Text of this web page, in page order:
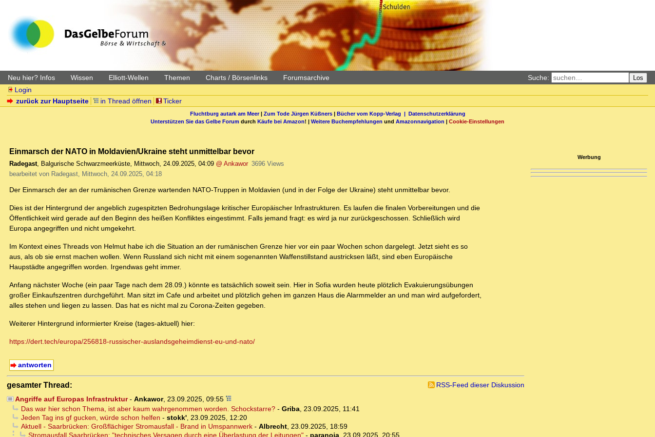
Neu hier? Infos Wissen Elliott-Wellen Themen Charts / Börsenlinks Forumsarchive Suche: Los
Login
zurück zur Hauptseite
in Thread öffnen Ticker
Fluchtburg autark am Meer| Zum Tode Jürgen Küßners| Bücher vom Kopp-Verlag | Datenschutzerklärung
Unterstützen Sie das Gelbe Forum durch Käufe bei Amazon! | Weitere Buchempfehlungen und Amazonnavigation | Cookie-Einstellungen
Einmarsch der NATO in Moldavien/Ukraine steht unmittelbar bevor
Radegast, Balgurische Schwarzmeerküste, Mittwoch, 24.09.2025, 04:09 @ Ankawor 3696 Views
bearbeitet von Radegast, Mittwoch, 24.09.2025, 04:18
Der Einmarsch der an der rumänischen Grenze wartenden NATO-Truppen in Moldavien (und in der Folge der Ukraine) steht unmittelbar bevor.
Dies ist der Hintergrund der angeblich zugespitzten Bedrohungslage kritischer Europäischer Infrastrukturen. Es laufen die finalen Vorbereitungen und die
Öffentlichkeit wird gerade auf den Beginn des heißen Konfliktes eingestimmt. Falls jemand fragt: es wird ja nur zurückgeschossen. Schließlich wird
Europa angegriffen und nicht umgekehrt.
Im Kontext eines Threads von Helmut habe ich die Situation an der rumänischen Grenze hier vor ein paar Wochen schon dargelegt. Jetzt sieht es so
aus, als ob sie ernst machen wollen. Wenn Russland sich nicht mit einem sogenannten Waffenstillstand austricksen läßt, sind eben Europäische
Haupstädte angegriffen worden. Irgendwas geht immer.
Anfang nächster Woche (ein paar Tage nach dem 28.09.) könnte es tatsächlich soweit sein. Hier in Sofia wurden heute plötzlich Evakuierungsübungen
großer Einkaufszentren durchgeführt. Man sitzt im Cafe und arbeitet und plötzlich gehen im ganzen Haus die Alarmmelder an und man wird aufgefordert,
alles stehen und liegen zu lassen. Das hat es nicht mal zu Corona-Zeiten gegeben.
Weiterer Hintergrund informierter Kreise (tages-aktuell) hier:
https://dert.tech/europa/256818-russischer-auslandsgeheimdienst-eu-und-nato/
antworten
gesamter Thread:
RSS-Feed dieser Diskussion
Angriffe auf Europas Infrastruktur- Ankawor, 23.09.2025, 09:55
Das war hier schon Thema, ist aber kaum wahrgenommen worden. Schockstarre?- Griba, 23.09.2025, 11:41
Jeden Tag ins gf gucken, würde schon helfen - stokk', 23.09.2025, 12:20
Aktuell - Saarbrücken: Großflächiger Stromausfall - Brand in Umspannwerk- Albrecht, 23.09.2025, 18:59
Stromausfall Saarbrücken: "technisches Versagen durch eine Überlastung der Leitungen"- paranoia, 23.09.2025, 20:55
Werbung